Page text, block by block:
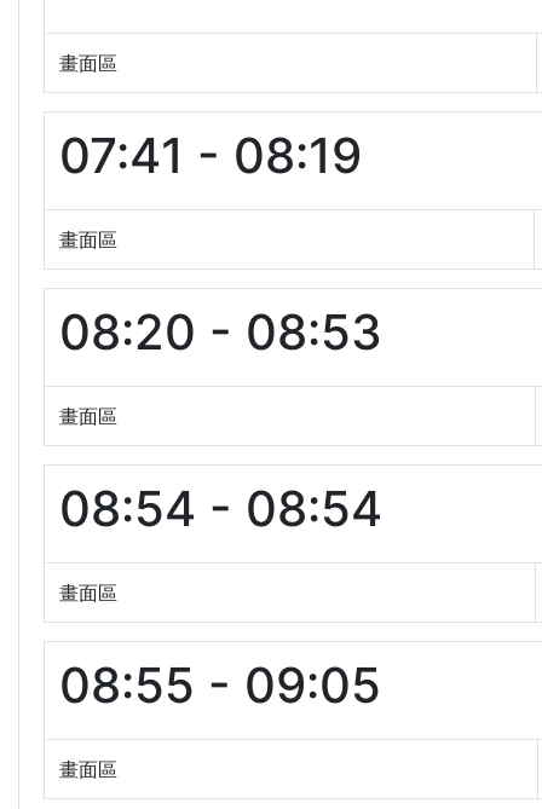
畫面區
07:41 - 08:19
畫面區
08:20 - 08:53
畫面區
08:54 - 08:54
畫面區
08:55 - 09:05
畫面區